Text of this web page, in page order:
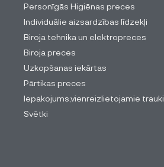
Personīgās Higiēnas preces
Individuālie aizsardzības līdzekļi
Biroja tehnika un elektropreces
Biroja preces
Uzkopšanas iekārtas
Pārtikas preces
Iepakojums,vienreizlietojamie trauki
Svētki